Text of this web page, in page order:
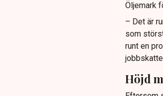
Öljemark
– Det är
som
runt en
Höjd